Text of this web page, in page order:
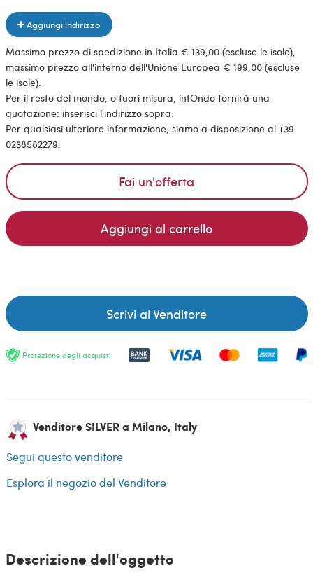
Aggiungi indirizzo
Massimo prezzo di spedizione in Italia € 139,00 (escluse le isole),
massimo prezzo all'interno dell'Unione Europea € 199,00 (escluse
le isole).
Per il resto del mondo, o fuori misura, intOndo fornirà una
quotazione: inserisci l'indirizzo sopra.
Per qualsiasi ulteriore informazione, siamo a disposizione al +39
0238582279.
Fai un'offerta
Aggiungi al carrello
Scrivi al Venditore
Protezione degli acquisti
Venditore SILVER a Milano, Italy
Segui questo venditore
Esplora il negozio del Venditore
Descrizione dell'oggetto